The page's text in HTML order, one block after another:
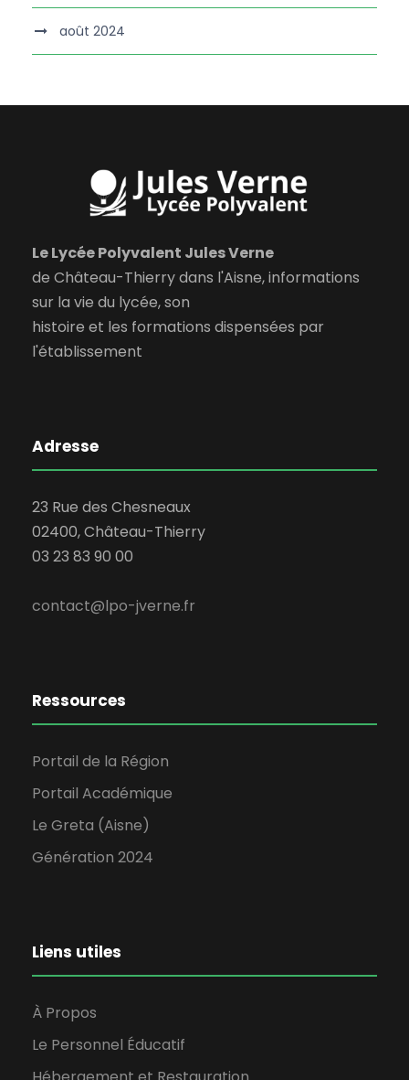
août 2024
Le Lycée Polyvalent Jules Verne
de Château-Thierry dans l'Aisne, informations
sur la vie du lycée, son
histoire et les formations dispensées par
l'établissement
Adresse
23 Rue des Chesneaux
02400, Château-Thierry
03 23 83 90 00
contact@lpo-jverne.fr
Ressources
Portail de la Région
Portail Académique
Le Greta (Aisne)
Génération 2024
Liens utiles
À Propos
Le Personnel Éducatif